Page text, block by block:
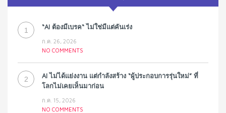
1 “AI ต้องมีเบรค“ ไม่ใช่มีแต่คันเร่ง
ก.ค. 26, 2026
NO COMMENTS
2
AI ไม่ได้แย่งงาน แต่กำลังสร้าง “ผู้ประกอบการรุ่นใหม่” ที่
โลกไม่เคยเห็นมาก่อน
ก.ค. 15, 2026
NO COMMENTS